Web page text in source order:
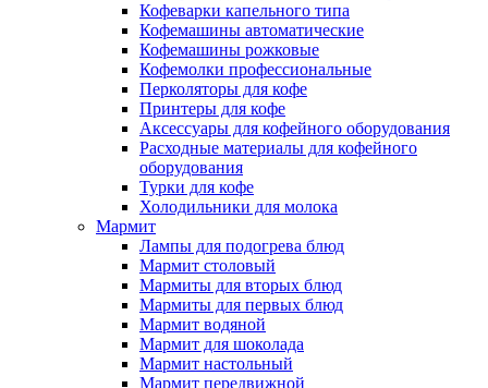
Кофеварки капельного типа
Кофемашины автоматические
Кофемашины рожковые
Кофемолки профессиональные
Перколяторы для кофе
Принтеры для кофе
Аксессуары для кофейного оборудования
Расходные материалы для кофейного
оборудования
Турки для кофе
Холодильники для молока
Мармит
Лампы для подогрева блюд
Мармит столовый
Мармиты для вторых блюд
Мармиты для первых блюд
Мармит водяной
Мармит для шоколада
Мармит настольный
Мармит передвижной